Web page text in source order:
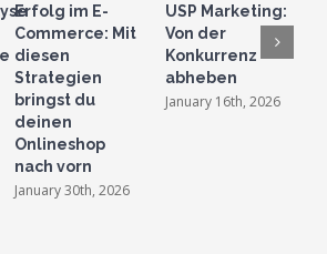
Erfolg im E-
Commerce: Mit
diesen
Strategien
bringst du
deinen
Onlineshop
nach vorn
January 30th, 2026
USP Marketing:
Von der
Konkurrenz
abheben
January 16th, 2026